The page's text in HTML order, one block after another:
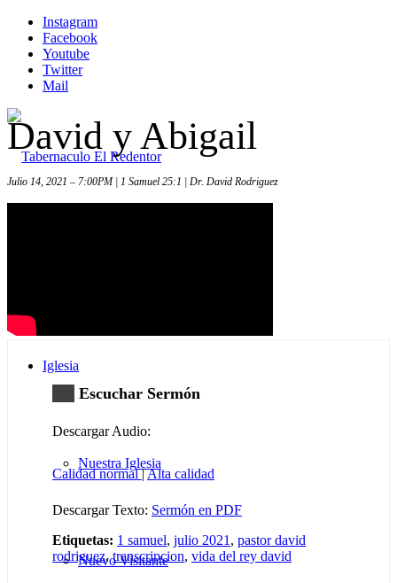
Instagram
Facebook
Youtube
Twitter
Mail
Iglesia
Nuestra Iglesia
Nuevo Visitante
David y Abigail
Julio 14, 2021 – 7:00PM | 1 Samuel 25:1 | Dr. David Rodriguez
Escuchar Sermón
Descargar Audio:
Calidad normal|Alta calidad
Descargar Texto: Sermón en PDF
Etiquetas: 1 samuel, julio 2021 , pastor david
rodriguez,transcripcion, vida del rey david